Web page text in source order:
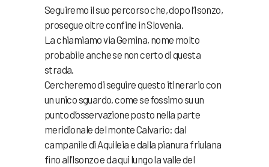
Seguiremo il suo percorso che, dopo l’Isonzo,
prosegue oltre confine in Slovenia.
La chiamiamo via Gemina, nome molto
probabile anche se non certo di questa
strada.
Cercheremo di seguire questo itinerario con
un unico sguardo, come se fossimo su un
punto d’osservazione posto nella parte
meridionale del monte Calvario: dal
campanile di Aquileia e dalla pianura friulana
fino all’Isonzo e da qui lungo la valle del